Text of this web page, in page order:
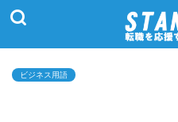
ビジネス用語